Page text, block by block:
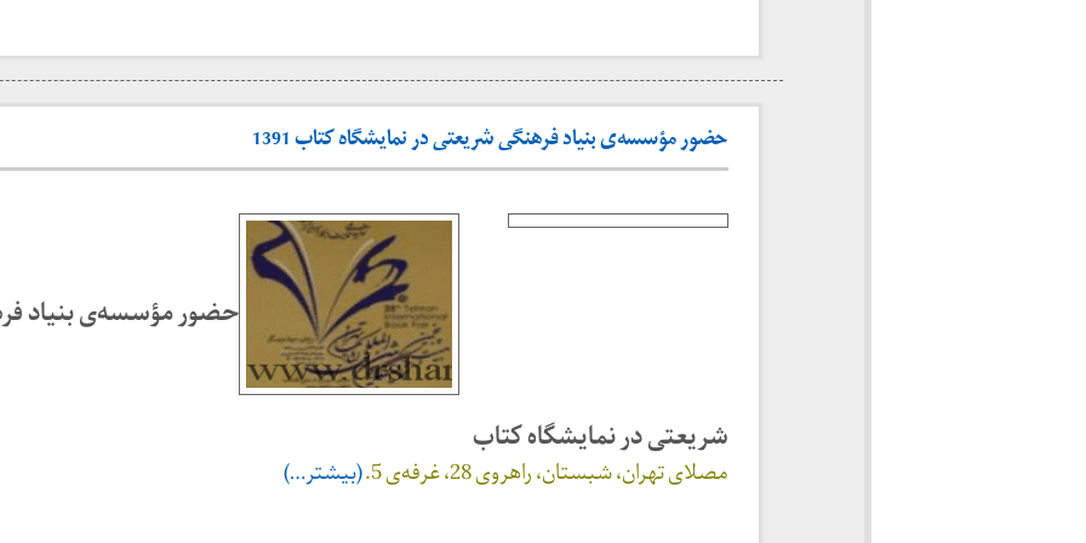
حضور مؤسسه‌ی بنیاد فرهنگی شریعتی در نمایشگاه کتاب 1391
حضور مؤسسه‌ی بنیاد
شریعتی در نمایشگاه کتاب
مصلای تهران، شبستان، راهروی 28، غرفه‌ی 5. (بیشتر…)